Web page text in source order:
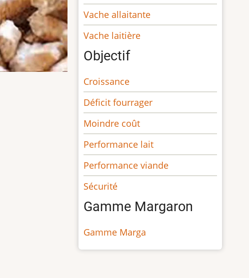
Vache allaitante
Vache laitière
Objectif
Croissance
Déficit fourrager
Moindre coût
Performance lait
Performance viande
Sécurité
Gamme Margaron
Gamme Marga